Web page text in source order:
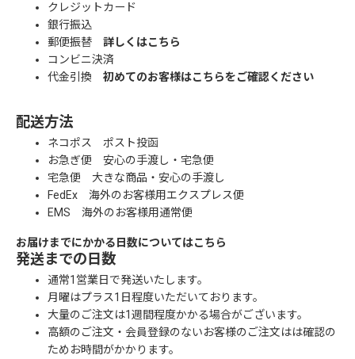
クレジットカード
銀行振込
郵便振替 詳しくはこちら
コンビニ決済
代金引換 初めてのお客様はこちらをご確認ください
配送方法
ネコポス ポスト投函
お急ぎ便 安心の手渡し・宅急便
宅急便 大きな商品・安心の手渡し
FedEx 海外のお客様用エクスプレス便
EMS 海外のお客様用通常便
お届けまでにかかる日数についてはこちら
発送までの日数
通常1営業日で発送いたします。
月曜はプラス1日程度いただいております。
大量のご注文は1週間程度かかる場合がございます。
高額のご注文・会員登録のないお客様のご注文はは確認の
ためお時間がかかります。